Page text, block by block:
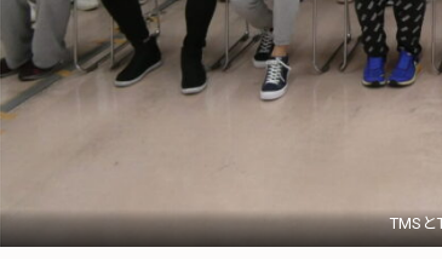
TMSと